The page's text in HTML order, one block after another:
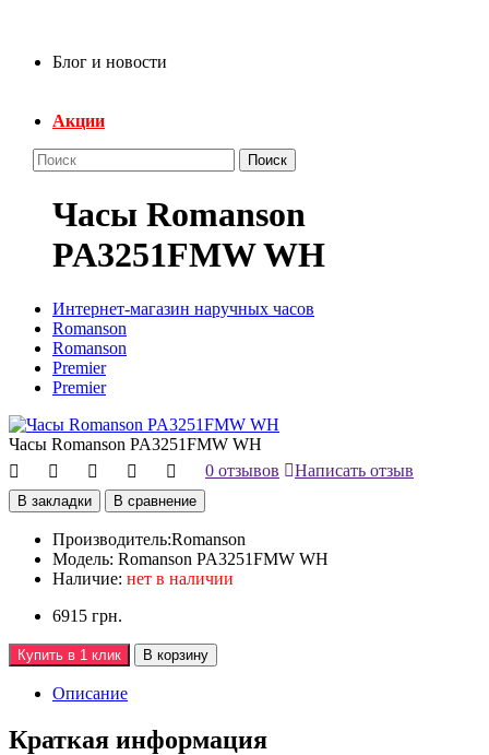
Блог и новости
Акции
Поиск
Часы Romanson
PA3251FMW WH
Интернет-магазин наручных часов
Romanson
Romanson
Premier
Premier
Часы Romanson PA3251FMW WH
0 отзывов
Написать отзыв
В закладки В сравнение
Производитель:Romanson
Модель: Romanson PA3251FMW WH
Наличие: нет в наличии
6915 грн.
Купить в 1 клик В корзину
Описание
Краткая информация